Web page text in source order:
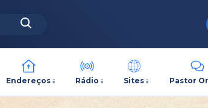
Endereços Rádio Sites Pastor